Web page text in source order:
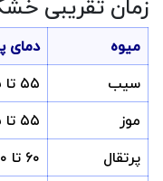
میوه دمای
سیب
۵۵ تا ۶۵ درجه
موز
۵۵ تا ۶۵ درجه
پرتقال
۶۰ تا ۷۰ درجه